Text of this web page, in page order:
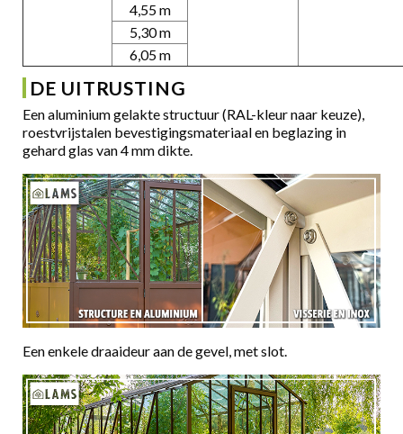
4,55 m
5,30 m
6,05 m
DE UITRUSTING
Een aluminium gelakte structuur (RAL-kleur naar keuze),
roestvrijstalen bevestigingsmateriaal en beglazing in
gehard glas van 4 mm dikte.
Een enkele draaideur aan de gevel, met slot.